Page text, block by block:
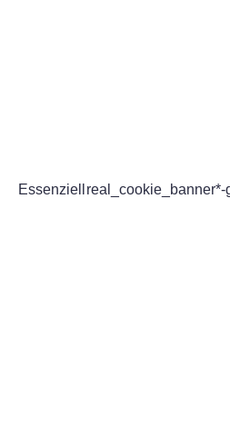
Essenziell real_cookie_banner*-